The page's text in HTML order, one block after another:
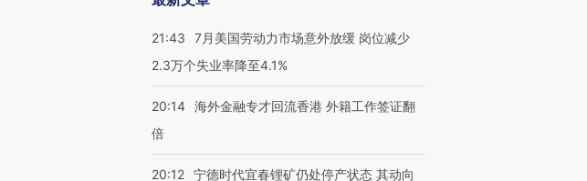
21:43
7月美国劳动力市场意外放缓 岗位减少
2.3万个失业率降至4.1%
20:14 海外金融专才回流香港 外籍工作签证翻
倍
20:12 宁德时代宜春锂矿仍处停产状态 其动向